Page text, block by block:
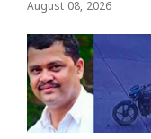
August 08, 2026